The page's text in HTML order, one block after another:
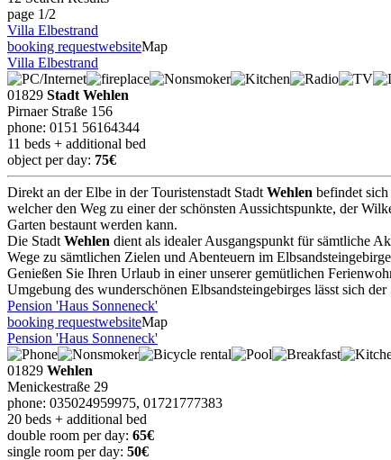
page 1/2
Villa Elbestrand
booking requestwebsiteMap
Villa Elbestrand
01829 Stadt Wehlen
Pirnaer Straße 156
phone: 0151 56164344
11 beds + additional bed
object per day: 75€
Direkt an der Elbe in der Touristenstadt Stadt Wehlen befindet
welcher den Weg zu einer der schönsten Aussichtspunkte, der
Garten bestaunt werden kann.
Die Stadt Wehlen dient als idealer Ausgangspunkt für sämtliche
Wege zu sämtlichen Zielen und Abenteuern im
Genießen Sie Ihren Urlaub in einer unserer gemütlichen
Umgebung des wunderschönen Elbsandsteingebirges lässt sich
Pension 'Haus Sonneneck'
booking requestwebsiteMap
Pension 'Haus Sonneneck'
01829 Wehlen
Menickestraße 29
phone: 035024959975, 01721777383
20 beds + additional bed
double room per day: 65€
single room per day: 50€